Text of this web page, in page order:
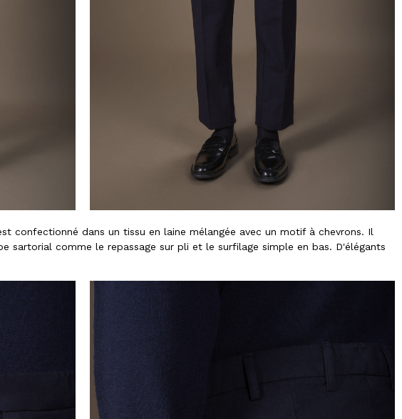
confectionné dans un tissu en laine mélangée avec un motif à chevrons. Il
sartorial comme le repassage sur pli et le surfilage simple en bas. D'élégants